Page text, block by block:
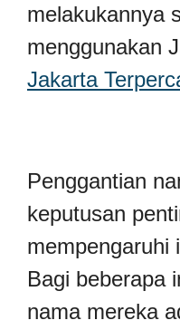
melakukannya
menggunakan
Jakarta
Penggantian
keputusan
mempengaruhi
Bagi beberapa
nama mereka